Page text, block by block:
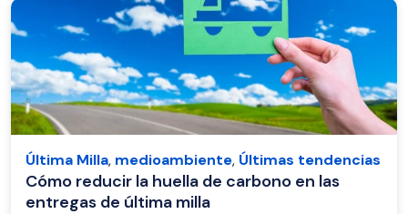
Última Milla, medioambiente, Últimas tendencias
Cómo reducir la huella de carbono en las
entregas de última milla